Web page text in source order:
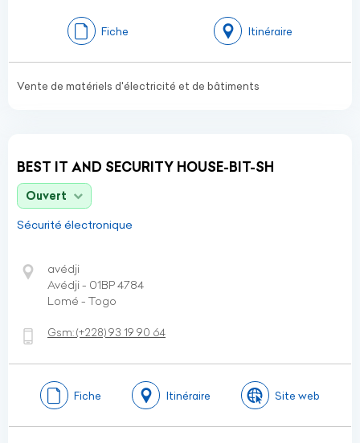
Fiche Itinéraire
Vente de matériels d'électricité et de bâtiments
BEST IT AND SECURITY HOUSE-BIT-SH
Ouvert
Sécurité électronique
avédji
Avédji - 01BP 4784
Lomé - Togo
Gsm:(+228)93 19 90 64
Fiche Itinéraire Site web